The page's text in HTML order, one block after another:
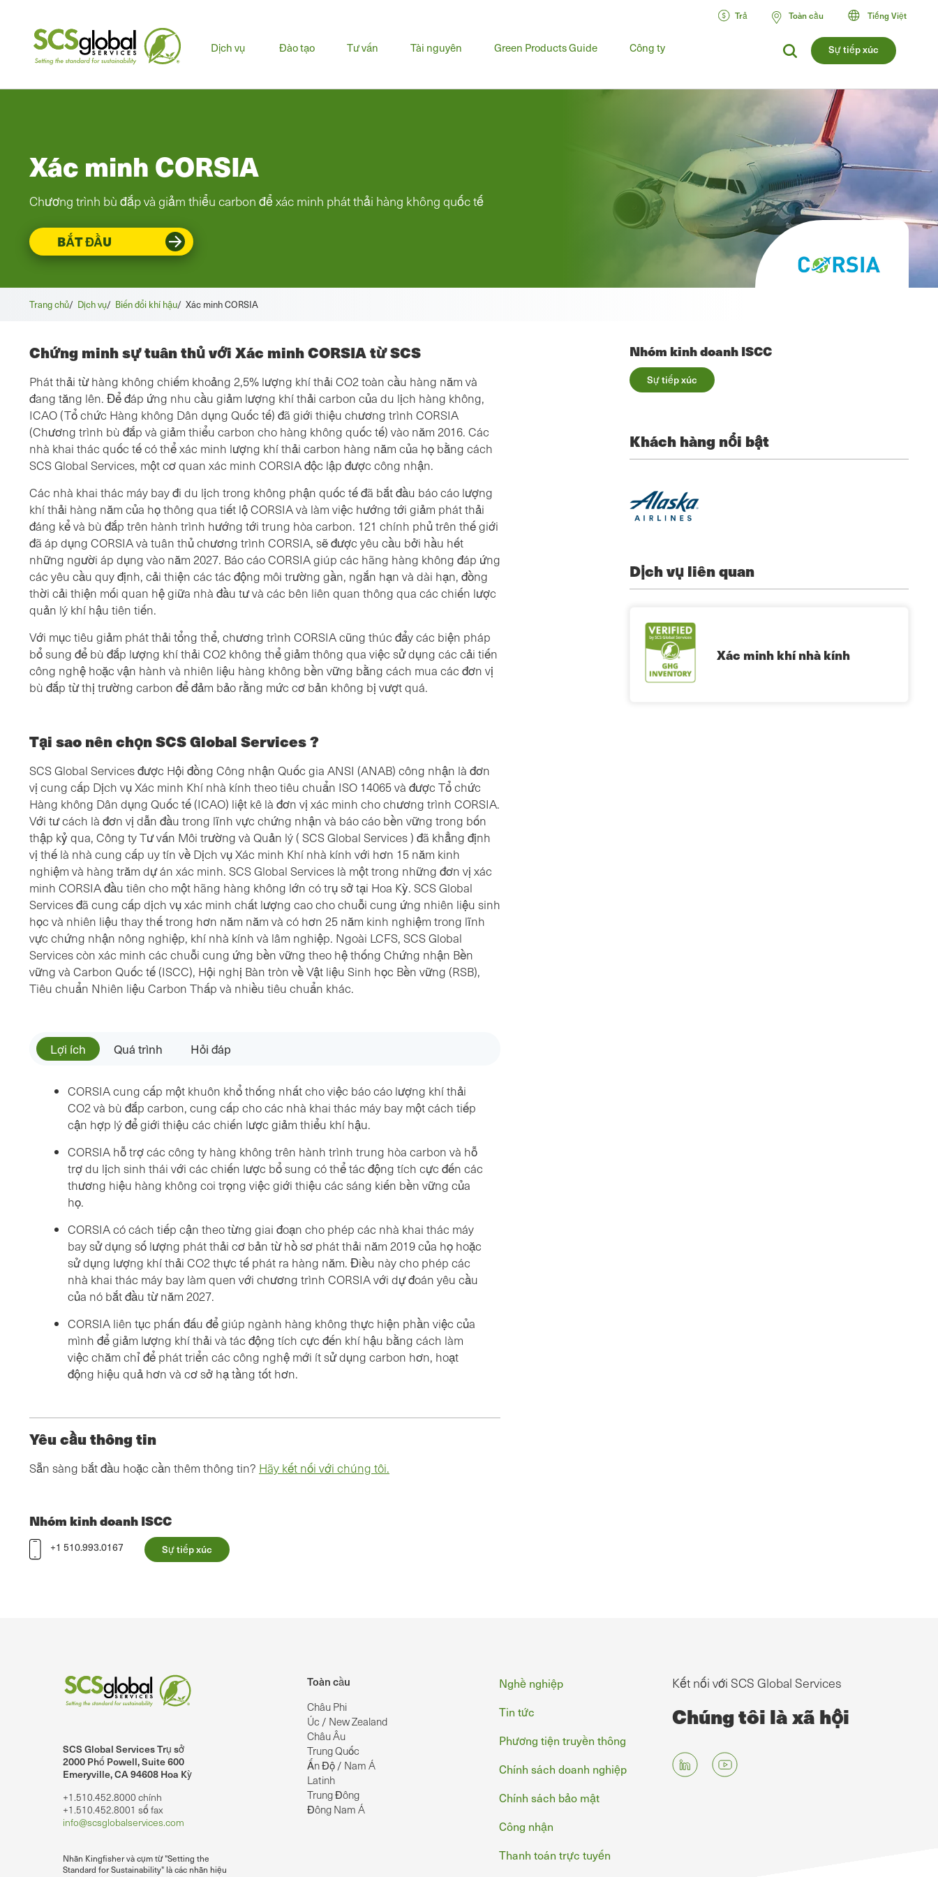
Sự tiếp xúc
Dịch vụ
Menu
Đào tạo Tư vấn Tài nguyên Green Products Guide Công ty
Trả Toàn cầu Tiếng Việt
Xác minh CORSIA
Chương trình bù đắp và giảm thiểu carbon để xác minh phát thải hàng không quốc tế
BẮT ĐẦU
Trang chủ/ Dịch vụ/ Biến đổi khí hậu/ Xác minh CORSIA
Nhóm kinh doanh ISCC
Sự tiếp xúc
Chứng minh sự tuân thủ với Xác minh CORSIA từ SCS
Phát thải từ hàng không chiếm khoảng 2,5% lượng khí thải CO2 toàn cầu hàng năm và
đang tăng lên. Để đáp ứng nhu cầu giảm lượng khí thải carbon của du lịch hàng không,
ICAO (Tổ chức Hàng không Dân dụng Quốc tế) đã giới thiệu chương trình CORSIA
(Chương trình bù đắp và giảm thiểu carbon cho hàng không quốc tế) vào năm 2016. Các
nhà khai thác quốc tế có thể xác minh lượng khí thải carbon hàng năm của họ bằng cách
SCS Global Services, một cơ quan xác minh CORSIA độc lập được công nhận.
Các nhà khai thác máy bay đi du lịch trong không phận quốc tế đã bắt đầu báo cáo lượng
khí thải hàng năm của họ thông qua tiết lộ CORSIA và làm việc hướng tới giảm phát thải
đáng kể và bù đắp trên hành trình hướng tới trung hòa carbon. 121 chính phủ trên thế giới
đã áp dụng CORSIA và tuân thủ chương trình CORSIA, sẽ được yêu cầu bởi hầu hết
những người áp dụng vào năm 2027. Báo cáo CORSIA giúp các hãng hàng không đáp ứng
các yêu cầu quy định, cải thiện các tác động môi trường gần, ngắn hạn và dài hạn, đồng
thời cải thiện mối quan hệ giữa nhà đầu tư và các bên liên quan thông qua các chiến lược
quản lý khí hậu tiên tiến.
Với mục tiêu giảm phát thải tổng thể, chương trình CORSIA cũng thúc đẩy các biện pháp
bổ sung để bù đắp lượng khí thải CO2 không thể giảm thông qua việc sử dụng các cải tiến
công nghệ hoặc vận hành và nhiên liệu hàng không bền vững bằng cách mua các đơn vị
bù đắp từ thị trường carbon để đảm bảo rằng mức cơ bản không bị vượt quá.
Tại sao nên chọn SCS Global Services ?
SCS Global Services được Hội đồng Công nhận Quốc gia ANSI (ANAB) công nhận là đơn
vị cung cấp Dịch vụ Xác minh Khí nhà kính theo tiêu chuẩn ISO 14065 và được Tổ chức
Hàng không Dân dụng Quốc tế (ICAO) liệt kê là đơn vị xác minh cho chương trình CORSIA.
Với tư cách là đơn vị dẫn đầu trong lĩnh vực chứng nhận và báo cáo bền vững trong bốn
thập kỷ qua, Công ty Tư vấn Môi trường và Quản lý ( SCS Global Services ) đã khẳng định
vị thế là nhà cung cấp uy tín về Dịch vụ Xác minh Khí nhà kính với hơn 15 năm kinh
nghiệm và hàng trăm dự án xác minh. SCS Global Services là một trong những đơn vị xác
minh CORSIA đầu tiên cho một hãng hàng không lớn có trụ sở tại Hoa Kỳ. SCS Global
Services đã cung cấp dịch vụ xác minh chất lượng cao cho chuỗi cung ứng nhiên liệu sinh
học và nhiên liệu thay thế trong hơn năm năm và có hơn 25 năm kinh nghiệm trong lĩnh
vực chứng nhận nông nghiệp, khí nhà kính và lâm nghiệp. Ngoài LCFS, SCS Global
Services còn xác minh các chuỗi cung ứng bền vững theo hệ thống Chứng nhận Bền
vững và Carbon Quốc tế (ISCC), Hội nghị Bàn tròn về Vật liệu Sinh học Bền vững (RSB),
Tiêu chuẩn Nhiên liệu Carbon Thấp và nhiều tiêu chuẩn khác.
Lợi ích Quá trình Hỏi đáp
CORSIA cung cấp một khuôn khổ thống nhất cho việc báo cáo lượng khí thải
CO2 và bù đắp carbon, cung cấp cho các nhà khai thác máy bay một cách tiếp
cận hợp lý để giới thiệu các chiến lược giảm thiểu khí hậu.
CORSIA hỗ trợ các công ty hàng không trên hành trình trung hòa carbon và hỗ
trợ du lịch sinh thái với các chiến lược bổ sung có thể tác động tích cực đến các
thương hiệu hàng không coi trọng việc giới thiệu các sáng kiến bền vững của
họ.
CORSIA có cách tiếp cận theo từng giai đoạn cho phép các nhà khai thác máy
bay sử dụng số lượng phát thải cơ bản từ hồ sơ phát thải năm 2019 của họ hoặc
sử dụng lượng khí thải CO2 thực tế phát ra hàng năm. Điều này cho phép các
nhà khai thác máy bay làm quen với chương trình CORSIA với dự đoán yêu cầu
của nó bắt đầu từ năm 2027.
CORSIA liên tục phấn đấu để giúp ngành hàng không thực hiện phần việc của
mình để giảm lượng khí thải và tác động tích cực đến khí hậu bằng cách làm
việc chăm chỉ để phát triển các công nghệ mới ít sử dụng carbon hơn, hoạt
động hiệu quả hơn và cơ sở hạ tầng tốt hơn.
Yêu cầu thông tin
Sẵn sàng bắt đầu hoặc cần thêm thông tin? Hãy kết nối với chúng tôi.
Nhóm kinh doanh ISCC
+1 510.993.0167 Sự tiếp xúc
Khách hàng nổi bật
Dịch vụ liên quan
Xác minh khí nhà kính
SCS Global Services Trụ sở
2000 Phố Powell, Suite 600
Emeryville, CA 94608 Hoa Kỳ
+1.510.452.8000 chính
+1.510.452.8001 số fax
info@scsglobalservices.com
Nhãn Kingfisher và cụm từ "Setting the
Standard for Sustainability" là các nhãn hiệu
Toàn cầu
Châu Phi
Úc / New Zealand
Châu Âu
Trung Quốc
Ấn Độ / Nam Á
Latinh
Trung Đông
Đông Nam Á
Chân
Nghề nghiệp
Tin tức
Phương tiện truyền thông
Chính sách doanh nghiệp
Chính sách bảo mật
Công nhận
Thanh toán trực tuyến
Kết nối với SCS Global Services
Chúng tôi là xã hội
trên LinkedIn.
SCS Global Services trên YouTube